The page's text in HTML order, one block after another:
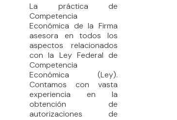
La práctica de
Competencia
Económica de la Firma
asesora en todos los
aspectos relacionados
con la Ley Federal de
Competencia
Económica (Ley).
Contamos con vasta
experiencia en la
obtención de
autorizaciones de